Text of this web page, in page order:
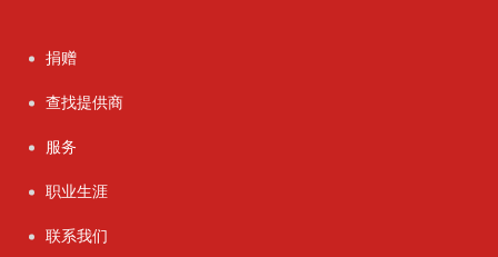
捐赠
查找提供商
服务
职业生涯
联系我们